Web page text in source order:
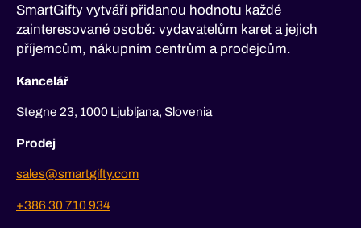
SmartGifty vytváří přidanou hodnotu každé
zainteresované osobě: vydavatelům karet a jejich
příjemcům, nákupním centrům a prodejcům.
Kancelář
Stegne 23, 1000 Ljubljana, Slovenia
Prodej
sales@smartgifty.com
+386 30 710 934